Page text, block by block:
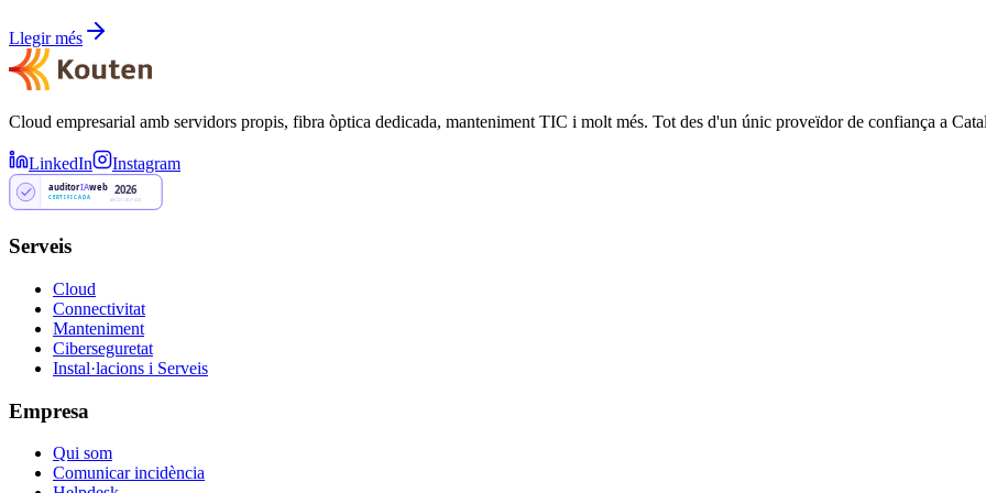
Llegir més
Cloud empresarial amb servidors propis, fibra òptica dedicada, manteniment TIC i molt més. Tot des d'un únic proveïdor de confiança a
LinkedIn Instagram
auditorIAweb
CERTIFICADA
2026
AW-DOBQY43Z
Serveis
Cloud
Connectivitat
Manteniment
Ciberseguretat
Instal·lacions i Serveis
Empresa
Qui som
Comunicar incidència